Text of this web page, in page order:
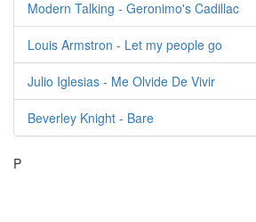
Modern Talking - Geronimo's Cadillac
Louis Armstron - Let my people go
Julio Iglesias - Me Olvide De Vivir
Beverley Knight - Bare
P